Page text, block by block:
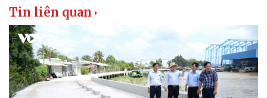
Tin liên quan